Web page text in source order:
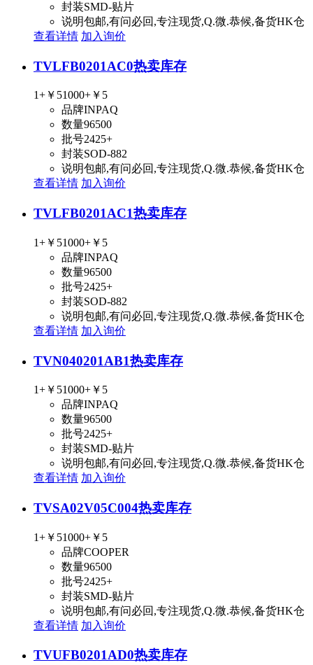
封装SMD-贴片
说明包邮,有问必回,专注现货,Q.微.恭候,备货HK仓
查看详情 加入询价
TVLFB0201AC0热卖库存
1+ ￥51000+ ￥5
品牌INPAQ
数量96500
批号2425+
封装SOD-882
说明包邮,有问必回,专注现货,Q.微.恭候,备货HK仓
查看详情 加入询价
TVLFB0201AC1热卖库存
1+ ￥51000+ ￥5
品牌INPAQ
数量96500
批号2425+
封装SOD-882
说明包邮,有问必回,专注现货,Q.微.恭候,备货HK仓
查看详情 加入询价
TVN040201AB1热卖库存
1+ ￥51000+ ￥5
品牌INPAQ
数量96500
批号2425+
封装SMD-贴片
说明包邮,有问必回,专注现货,Q.微.恭候,备货HK仓
查看详情 加入询价
TVSA02V05C004热卖库存
1+ ￥51000+ ￥5
品牌COOPER
数量96500
批号2425+
封装SMD-贴片
说明包邮,有问必回,专注现货,Q.微.恭候,备货HK仓
查看详情 加入询价
TVUFB0201AD0热卖库存